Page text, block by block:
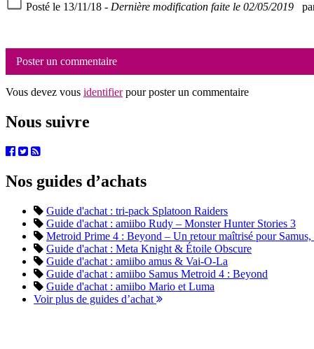
Posté le 13/11/18 - Dernière modification faite le 02/05/2019
Poster un commentaire
Vous devez vous identifierpour poster un commentaire
Nous suivre
Nos guides d’achats
Guide d'achat : tri-pack Splatoon Raiders
Guide d'achat : amiibo Rudy – Monster Hunter Stories 3
Metroid Prime 4 : Beyond – Un retour maîtrisé pour
Guide d'achat : Meta Knight & Étoile Obscure
Guide d'achat : amiibo amus & Vai-O-La
Guide d'achat : amiibo Samus Metroid 4 : Beyond
Guide d'achat : amiibo Mario et Luma
Voir plus de guides d’achat